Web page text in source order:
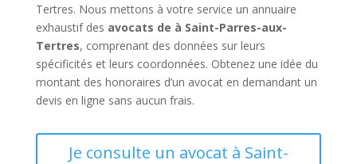
Tertres. Nous mettons à votre service un annuaire
exhaustif des avocats de à Saint-Parres-aux-
Tertres, comprenant des données sur leurs
spécificités et leurs coordonnées. Obtenez une idée du
montant des honoraires d’un avocat en demandant un
devis en ligne sans aucun frais.
Je consulte un avocat à Saint-